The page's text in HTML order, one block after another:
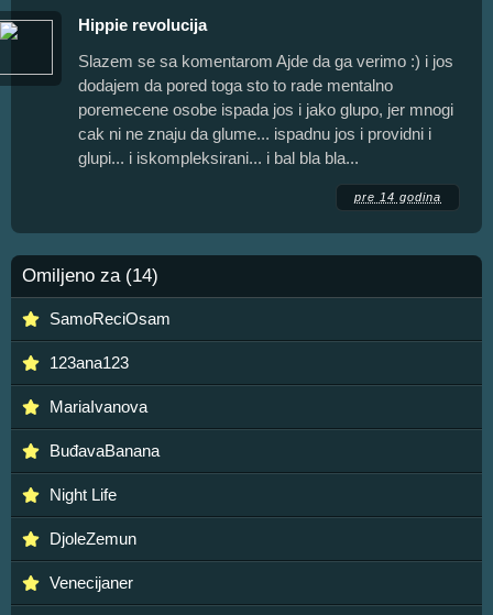
Hippie revolucija
Slazem se sa komentarom Ajde da ga verimo :) i jos
dodajem da pored toga sto to rade mentalno
poremecene osobe ispada jos i jako glupo, jer mnogi
cak ni ne znaju da glume... ispadnu jos i providni i
glupi... i iskompleksirani... i bal bla bla...
pre 14 godina
Omiljeno za (14)
SamoReciOsam
123ana123
MariaIvanova
BuđavaBanana
Night Life
DjoleZemun
Venecijaner